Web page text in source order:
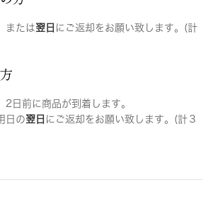
または翌日 にご返却をお願い致します。(計
2日前に商品が到着します。
日の翌日 にご返却をお願い致します。(計３